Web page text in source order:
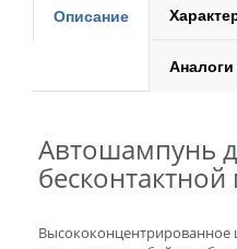
Описание
Автошампунь